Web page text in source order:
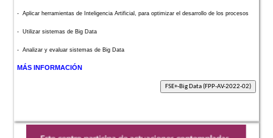
- Aplicar herramientas de Inteligencia Artificial, para optimizar el desarrollo de los procesos
- Utilizar sistemas de Big Data
- Analizar y evaluar sistemas de Big Data
MÁS INFORMACIÓN